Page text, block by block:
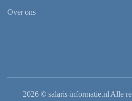
Over ons
2026© salaris-informatie.nl Alle